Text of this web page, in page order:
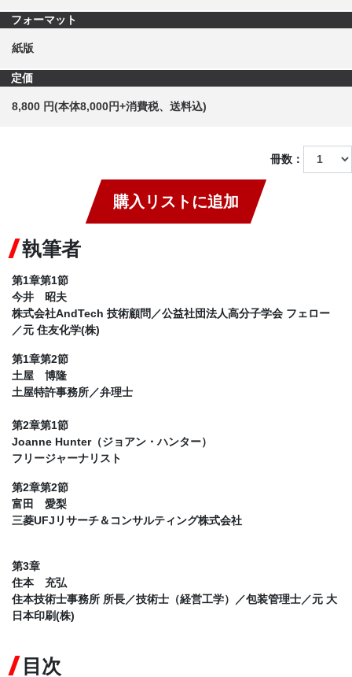
フォーマット
紙版
定価
8,800 円(本体8,000円+消費税、送料込)
冊数：
購入リストに追加
執筆者
第1章第1節
今井 昭夫
株式会社AndTech 技術顧問／公益社団法人高分子学会 フェロー
／元 住友化学(株)
第1章第2節
土屋 博隆
土屋特許事務所／弁理士
第2章第1節
Joanne Hunter（ジョアン・ハンター）
フリージャーナリスト
第2章第2節
富田 愛梨
三菱UFJリサーチ＆コンサルティング株式会社
第3章
住本 充弘
住本技術士事務所 所長／技術士（経営工学）／包装管理士／元 大
日本印刷(株)
目次